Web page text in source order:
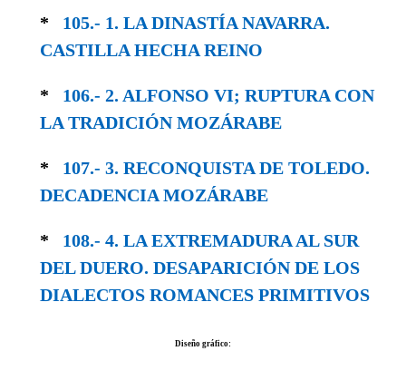
* 105.- 1. LA DINASTÍA NAVARRA.
CASTILLA HECHA REINO
* 106.- 2. ALFONSO VI; RUPTURA CON
LA TRA­DICIÓN MOZÁRABE
* 107.- 3. RECONQUISTA DE TOLEDO.
DECA­DENCIA MOZÁRABE
* 108.- 4. LA EXTREMADURA AL SUR
DEL DUERO. DESAPARICIÓN DE LOS
DIALECTOS ROMANCES PRIMITIVOS
Diseño gráfico: